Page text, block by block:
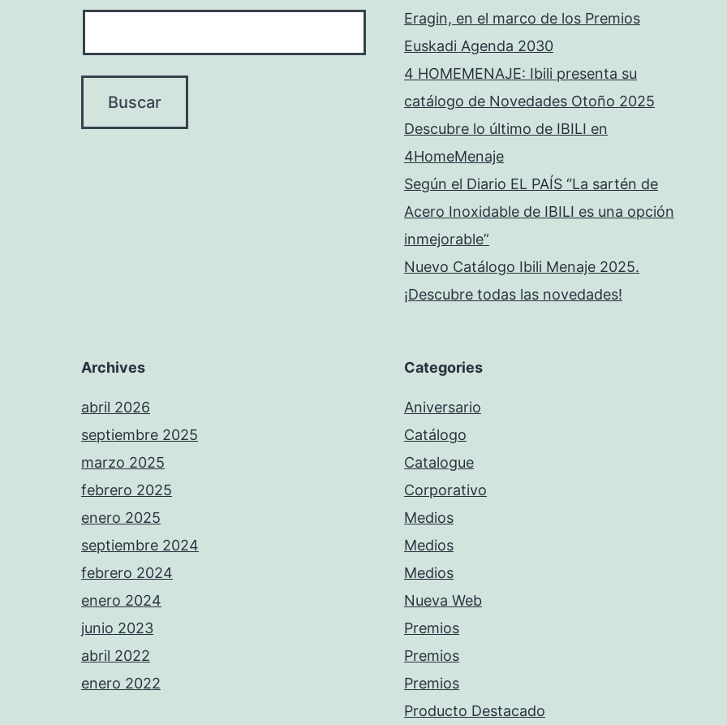
Eragin, en el marco de los Premios
Euskadi Agenda 2030
4 HOMEMENAJE: Ibili presenta su
catálogo de Novedades Otoño 2025
Descubre lo último de IBILI en
4HomeMenaje
Según el Diario EL PAÍS “La sartén de
Acero Inoxidable de IBILI es una opción
inmejorable”
Nuevo Catálogo Ibili Menaje 2025.
¡Descubre todas las novedades!
Archives
abril 2026
septiembre 2025
marzo 2025
febrero 2025
enero 2025
septiembre 2024
febrero 2024
enero 2024
junio 2023
abril 2022
enero 2022
Categories
Aniversario
Catálogo
Catalogue
Corporativo
Medios
Medios
Medios
Nueva Web
Premios
Premios
Premios
Producto Destacado